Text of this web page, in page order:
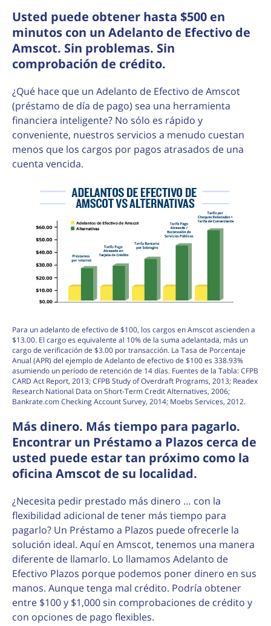
Usted puede obtener hasta $500 en
minutos con un Adelanto de Efectivo de
Amscot. Sin problemas. Sin
comprobación de crédito.
¿Qué hace que un Adelanto de Efectivo de Amscot
(préstamo de día de pago) sea una herramienta
financiera inteligente? No sólo es rápido y
conveniente, nuestros servicios a menudo cuestan
menos que los cargos por pagos atrasados de una
cuenta vencida.
Para un adelanto de efectivo de $100, los cargos en Amscot ascienden a
$13.00. El cargo es equivalente al 10% de la suma adelantada, más un
cargo de verificación de $3.00 por transacción. La Tasa de Porcentaje
Anual (APR) del ejemplo de Adelanto de efectivo de $100 es 338.93%
asumiendo un período de retención de 14 días. Fuentes de la Tabla: CFPB
CARD Act Report, 2013; CFPB Study of Overdraft Programs, 2013; Readex
Research National Data on Short-Term Credit Alternatives, 2006;
Bankrate.com Checking Account Survey, 2014; Moebs Services, 2012.
Más dinero. Más tiempo para pagarlo.
Encontrar un Préstamo a Plazos cerca de
usted puede estar tan próximo como la
oficina Amscot de su localidad.
¿Necesita pedir prestado más dinero … con la
flexibilidad adicional de tener más tiempo para
pagarlo? Un Préstamo a Plazos puede ofrecerle la
solución ideal. Aquí en Amscot, tenemos una manera
diferente de llamarlo. Lo llamamos Adelanto de
Efectivo Plazos porque podemos poner dinero en sus
manos. Aunque tenga mal crédito. Podría obtener
entre $100 y $1,000 sin comprobaciones de crédito y
con opciones de pago flexibles.